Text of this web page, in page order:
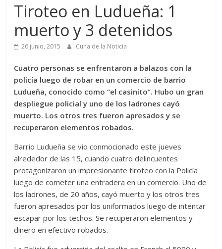
Tiroteo en Ludueña: 1
muerto y 3 detenidos
26 junio, 2015 Cuna de la Noticia
Cuatro personas se enfrentaron a balazos con la
policía luego de robar en un comercio de barrio
Ludueña, conocido como “el casinito”. Hubo un gran
despliegue policial y uno de los ladrones cayó
muerto. Los otros tres fueron apresados y se
recuperaron elementos robados.
Barrio Ludueña se vio conmocionado este jueves
alrededor de las 15, cuando cuatro delincuentes
protagonizaron un impresionante tiroteo con la Policía
luego de cometer una entradera en un comercio. Uno de
los ladrones, de 20 años, cayó muerto y los otros tres
fueron apresados por los uniformados luego de intentar
escapar por los techos. Se recuperaron elementos y
dinero en efectivo robados.